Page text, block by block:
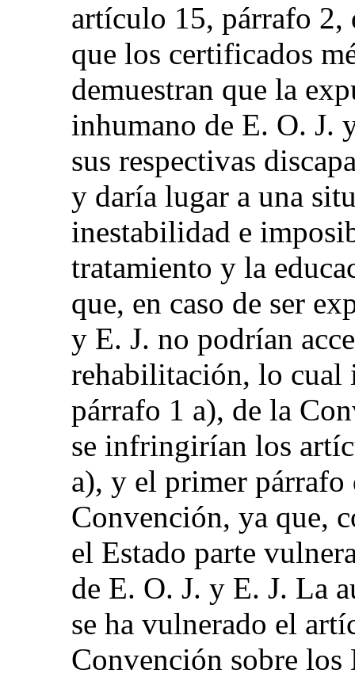
artículo 15, párrafo 2,
que los certificados
demuestran que la
inhumano de E. O. J.
sus respectivas
y daría lugar a una
inestabilidad e
tratamiento y la
que, en caso de ser
y E. J. no podrían
rehabilitación, lo
párrafo 1 a), de la
se infringirían los
a), y el primer
Convención, ya que,
el Estado parte
de E. O. J. y E. J. La
se ha vulnerado el
Convención sobre